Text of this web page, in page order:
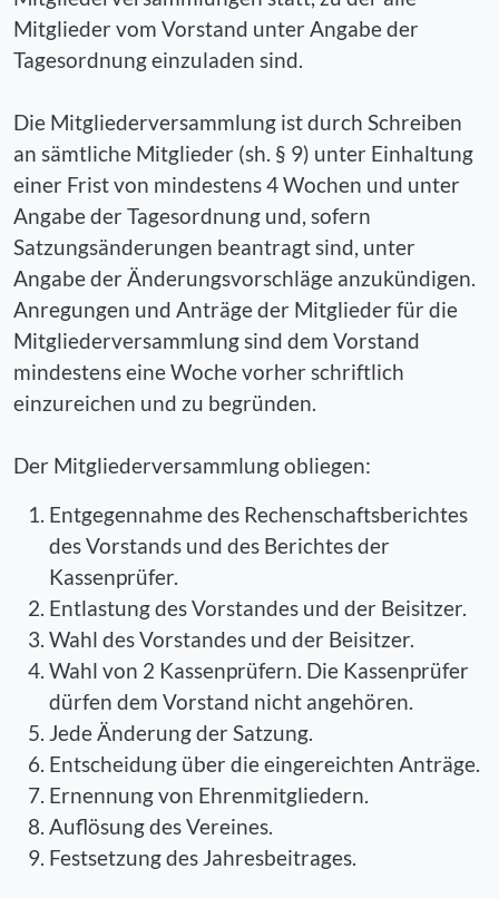
Mitglieder vom Vorstand unter Angabe der
Tagesordnung einzuladen sind.
Die Mitgliederversammlung ist durch Schreiben
an sämtliche Mitglieder (sh. § 9) unter Einhaltung
einer Frist von mindestens 4 Wochen und unter
Angabe der Tagesordnung und, sofern
Satzungsänderungen beantragt sind, unter
Angabe der Änderungsvorschläge anzukündigen.
Anregungen und Anträge der Mitglieder für die
Mitgliederversammlung sind dem Vorstand
mindestens eine Woche vorher schriftlich
einzureichen und zu begründen.
Der Mitgliederversammlung obliegen:
Entgegennahme des Rechenschaftsberichtes
des Vorstands und des Berichtes der
Kassenprüfer.
Entlastung des Vorstandes und der Beisitzer.
Wahl des Vorstandes und der Beisitzer.
Wahl von 2 Kassenprüfern. Die Kassenprüfer
dürfen dem Vorstand nicht angehören.
Jede Änderung der Satzung.
Entscheidung über die eingereichten Anträge.
Ernennung von Ehrenmitgliedern.
Auflösung des Vereines.
Festsetzung des Jahresbeitrages.